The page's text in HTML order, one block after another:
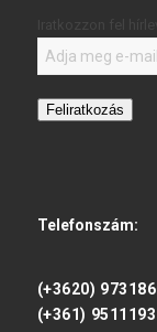
Feliratkozás
Telefonszám:
(+3620)
(+361) 9511193